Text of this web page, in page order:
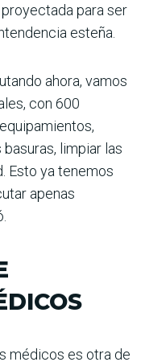
para ser
esteña.
ahora, vamos
con 600
limpiar las
Esto ya tenemos
apenas
médicos es otra de